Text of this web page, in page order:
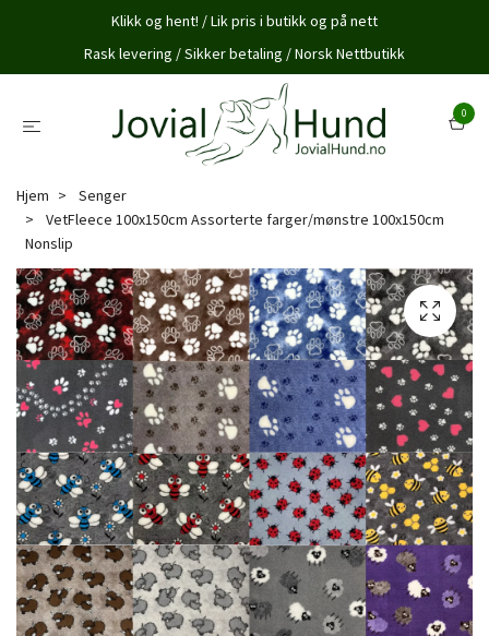
Klikk og hent! / Lik pris i butikk og på nett
Rask levering / Sikker betaling / Norsk Nettbutikk
0
Hjem
Senger
VetFleece 100x150cm Assorterte farger/mønstre 100x150cm
Nonslip